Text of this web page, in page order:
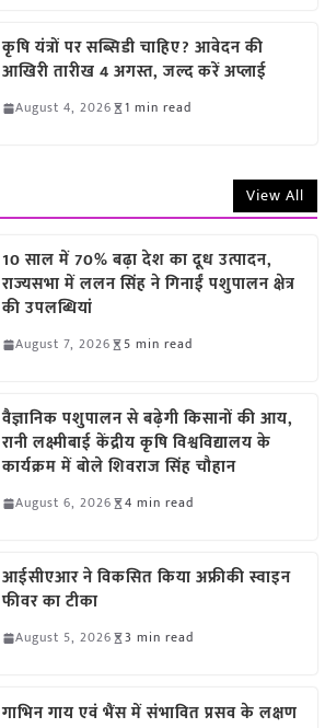
कृषि यंत्रों पर सब्सिडी चाहिए? आवेदन की
आखिरी तारीख 4 अगस्त, जल्द करें अप्लाई
August 4, 2026 1 min read
View All
10 साल में 70% बढ़ा देश का दूध उत्पादन,
राज्यसभा में ललन सिंह ने गिनाईं पशुपालन क्षेत्र
की उपलब्धियां
August 7, 2026 5 min read
वैज्ञानिक पशुपालन से बढ़ेगी किसानों की आय,
रानी लक्ष्मीबाई केंद्रीय कृषि विश्वविद्यालय के
कार्यक्रम में बोले शिवराज सिंह चौहान
August 6, 2026 4 min read
आईसीएआर ने विकसित किया अफ्रीकी स्वाइन
फीवर का टीका
August 5, 2026 3 min read
गाभिन गाय एवं भैंस में संभावित प्रसव के लक्षण